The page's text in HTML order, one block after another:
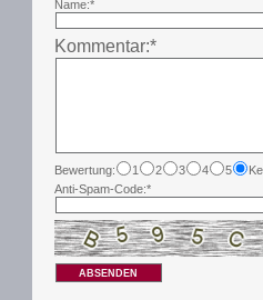
Name:*
Kommentar:*
Bewertung: 1 2 3 4 5
Anti-Spam-Code:*
ABSENDEN